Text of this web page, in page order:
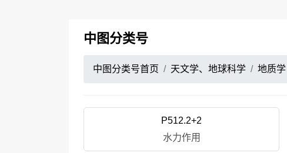
中图分类号
中图分类号首页 天文学、地球科学 地质学
P512.2+2
水力作用